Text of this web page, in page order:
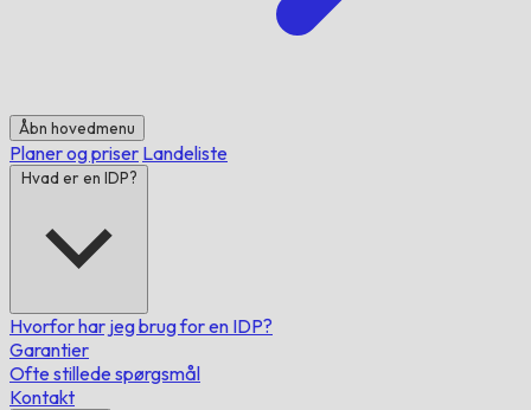
Åbn hovedmenu
Planer og priser Landeliste
Hvad er en IDP?
Hvorfor har jeg brug for en IDP?
Garantier
Ofte stillede spørgsmål
Kontakt